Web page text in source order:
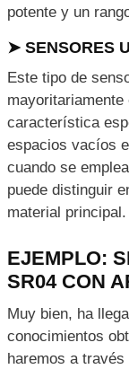
potente y un
➤ SENSORES
Este tipo de
característica
espacios vacíos
cuando se
puede distinguir
material principal.
EJEMPLO:
SR04 CON
Muy bien, ha
conocimientos
haremos a